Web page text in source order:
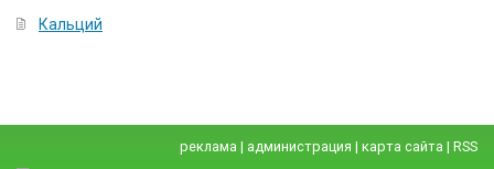
Кальций
реклама | администрация | карта сайта | RSS